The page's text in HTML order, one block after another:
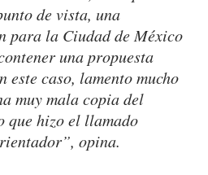
de vista, una
para la Ciudad de México
una propuesta
este caso, lamento mucho
muy mala copia del
que hizo el llamado
opina.